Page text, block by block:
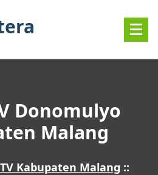
Donomulyo
Malang
Kabupaten Malang ::